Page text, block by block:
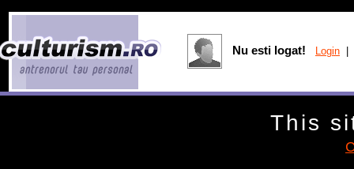
Nu esti logat! Login
This